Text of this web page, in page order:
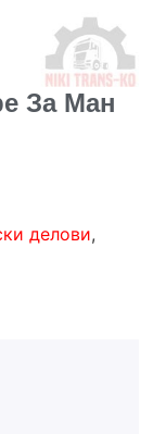
За Ман
делови,